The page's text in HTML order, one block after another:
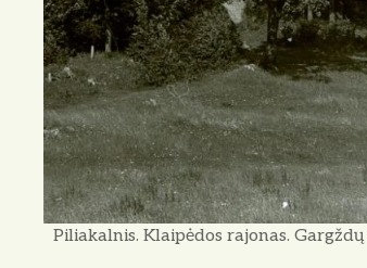
Piliakalnis. Klaipėdos rajonas.